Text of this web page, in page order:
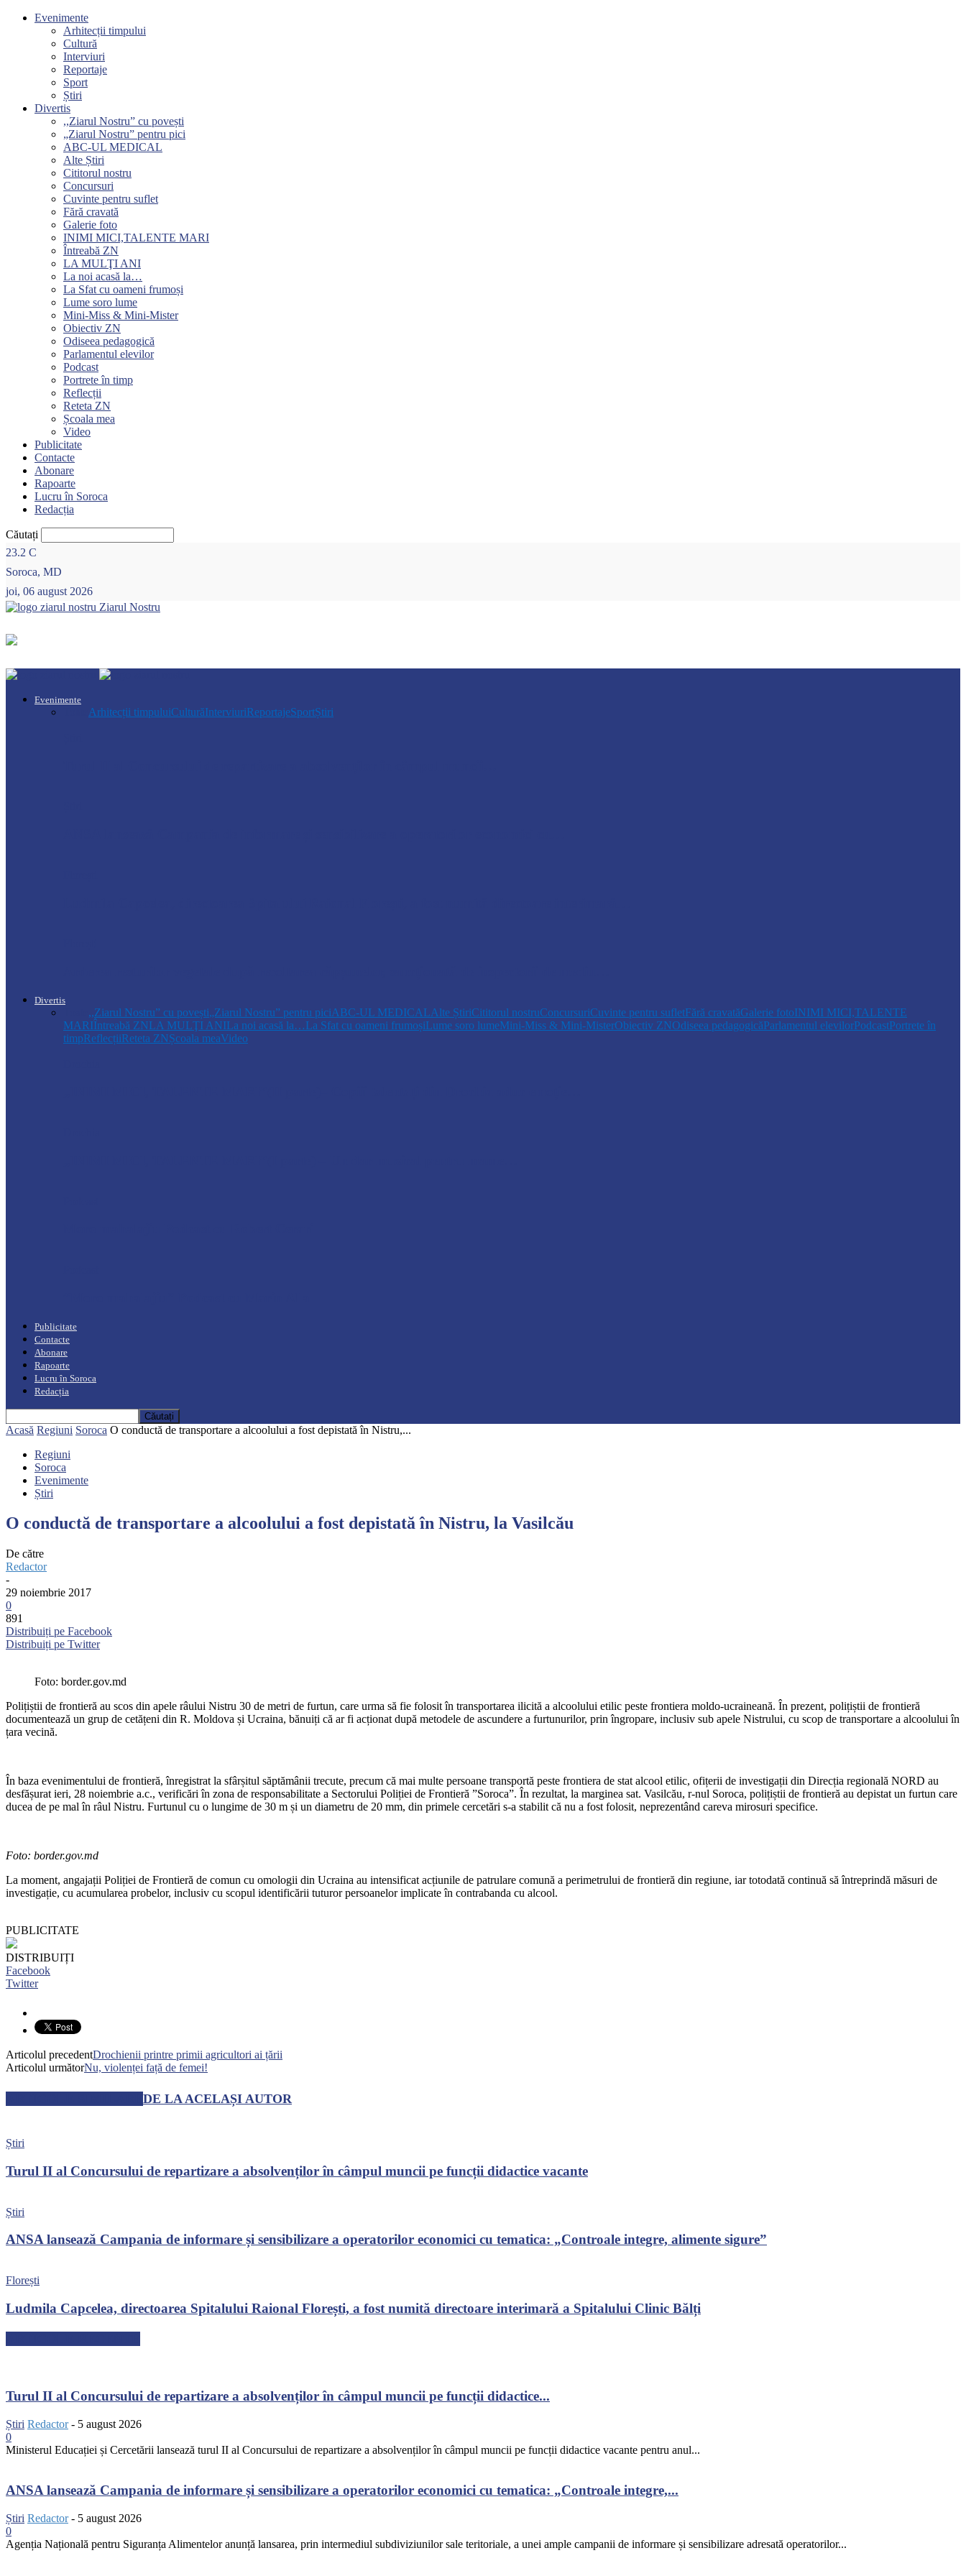
Evenimente
Arhitecții timpului
Cultură
Interviuri
Reportaje
Sport
Știri
Divertis
,,Ziarul Nostru” cu povești
„Ziarul Nostru” pentru pici
ABC-UL MEDICAL
Alte Știri
Cititorul nostru
Concursuri
Cuvinte pentru suflet
Fără cravată
Galerie foto
INIMI MICI,TALENTE MARI
Întreabă ZN
LA MULŢI ANI
La noi acasă la…
La Sfat cu oameni frumoși
Lume soro lume
Mini-Miss & Mini-Mister
Obiectiv ZN
Odiseea pedagogică
Parlamentul elevilor
Podcast
Portrete în timp
Reflecții
Reteta ZN
Școala mea
Video
Publicitate
Contacte
Abonare
Rapoarte
Lucru în Soroca
Redacția
Căutați
23.2 C
Soroca, MD
joi, 06 august 2026
Ziarul Nostru
Evenimente
Arhitecții timpuluiCulturăInterviuriReportajeSportȘtiri
Divertis
,,Ziarul Nostru” cu povești„Ziarul Nostru” pentru piciABC-UL MEDICALAlte ȘtiriCititorul nostruConcursuriCuvinte pentru sufletFără cravatăGalerie fotoINIMI MICI,TALENTE
MARIÎntreabă ZNLA MULŢI ANILa noi acasă la…La Sfat cu oameni frumoșiLume soro lumeMini-Miss & Mini-MisterObiectiv ZNOdiseea pedagogicăParlamentul elevilorPodcastPortrete în
timpReflecțiiReteta ZNȘcoala meaVideo
Publicitate
Contacte
Abonare
Rapoarte
Lucru în Soroca
Redacția
Acasă Regiuni Soroca O conductă de transportare a alcoolului a fost depistată în Nistru,...
Regiuni
Soroca
Evenimente
Știri
O conductă de transportare a alcoolului a fost depistată în Nistru, la Vasilcău
De către
Redactor
-
29 noiembrie 2017
0
891
Distribuiți pe Facebook
Distribuiți pe Twitter
Foto: border.gov.md
Polițiștii de frontieră au scos din apele râului Nistru 30 de metri de furtun, care urma să fie folosit în transportarea ilicită a alcoolului etilic peste frontiera moldo-ucraineană. În prezent, polițiștii de frontieră
documentează un grup de cetățeni din R. Moldova și Ucraina, bănuiți că ar fi acționat după metodele de ascundere a furtunurilor, prin îngropare, inclusiv sub apele Nistrului, cu scop de transportare a alcoolului în
țara vecină.
În baza evenimentului de frontieră, înregistrat la sfârșitul săptămânii trecute, precum că mai multe persoane transportă peste frontiera de stat alcool etilic, ofițerii de investigații din Direcția regională NORD au
desfășurat ieri, 28 noiembrie a.c., verificări în zona de responsabilitate a Sectorului Poliției de Frontieră ”Soroca”. În rezultat, la marginea sat. Vasilcău, r-nul Soroca, polițiștii de frontieră au depistat un furtun care
ducea de pe mal în râul Nistru. Furtunul cu o lungime de 30 m și un diametru de 20 mm, din primele cercetări s-a stabilit că nu a fost folosit, neprezentând careva mirosuri specifice.
Foto: border.gov.md
La moment, angajații Poliției de Frontieră de comun cu omologii din Ucraina au intensificat acțiunile de patrulare comună a perimetrului de frontieră din regiune, iar totodată continuă să întreprindă măsuri de
investigație, cu acumularea probelor, inclusiv cu scopul identificării tuturor persoanelor implicate în contrabanda cu alcool.
PUBLICITATE
DISTRIBUIȚI
Facebook
Twitter
Articolul precedentDrochienii printre primii agricultori ai țării
Articolul următorNu, violenței față de femei!
DE LA ACELAȘI AUTOR
Știri
Turul II al Concursului de repartizare a absolvenților în câmpul muncii pe funcții didactice vacante
Știri
ANSA lansează Campania de informare și sensibilizare a operatorilor economici cu tematica: „Controale integre, alimente sigure”
Florești
Ludmila Capcelea, directoarea Spitalului Raional Florești, a fost numită directoare interimară a Spitalului Clinic Bălți
Turul II al Concursului de repartizare a absolvenților în câmpul muncii pe funcții didactice...
Știri Redactor - 5 august 2026
0
Ministerul Educației și Cercetării lansează turul II al Concursului de repartizare a absolvenților în câmpul muncii pe funcții didactice vacante pentru anul...
ANSA lansează Campania de informare și sensibilizare a operatorilor economici cu tematica: „Controale integre,...
Știri Redactor - 5 august 2026
0
Agenția Națională pentru Siguranța Alimentelor anunță lansarea, prin intermediul subdiviziunilor sale teritoriale, a unei ample campanii de informare și sensibilizare adresată operatorilor...